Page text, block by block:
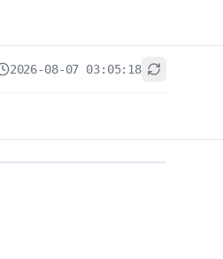
2026-08-07 03:05:18